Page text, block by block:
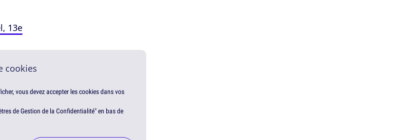
13e
cookies
vous devez accepter les cookies dans vos
de Gestion de la Confidentialité" en bas de